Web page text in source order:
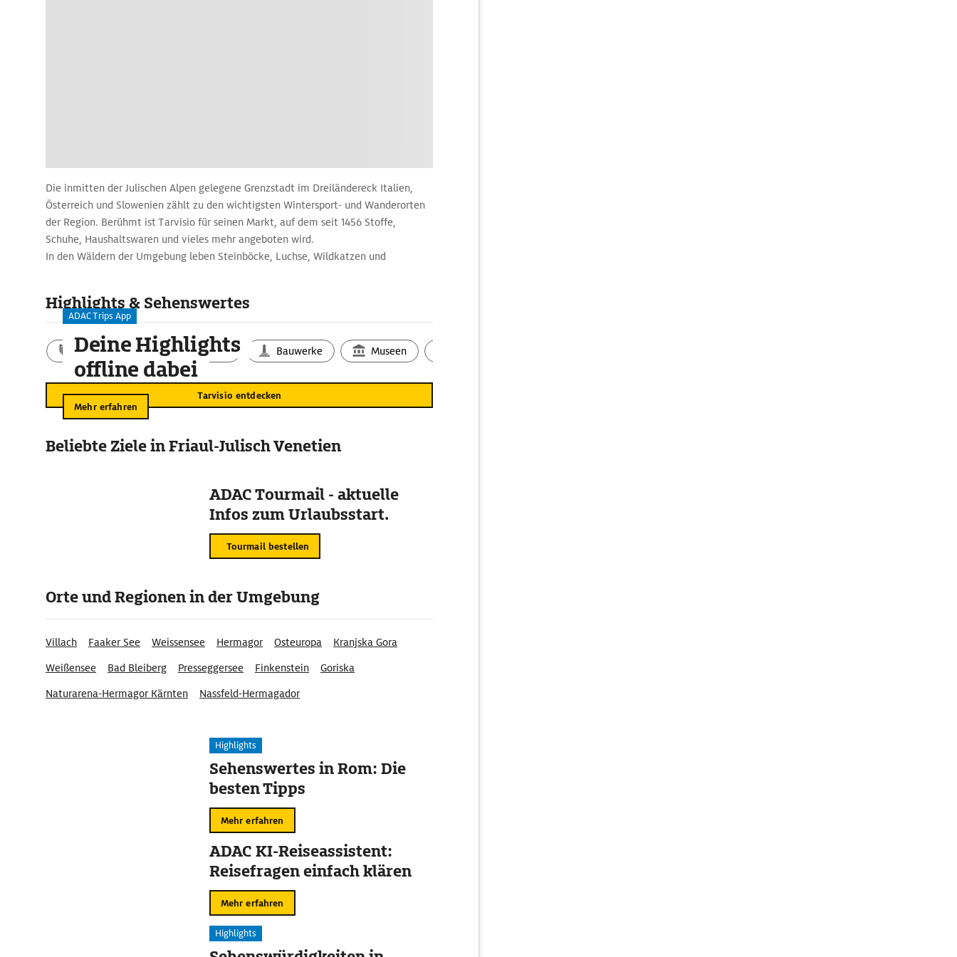
Die inmitten der Julischen Alpen gelegene Grenzstadt im Dreiländereck Italien,
Österreich und Slowenien zählt zu den wichtigsten Wintersport- und Wanderorten
der Region. Berühmt ist Tarvisio für seinen Markt, auf dem seit 1456 Stoffe,
Schuhe, Haushaltswaren und vieles mehr angeboten wird.
In den Wäldern der Umgebung leben Steinböcke, Luchse, Wildkatzen und
Highlights & Sehenswertes
Aktivitäten Landschaft Bauwerke Museen
Tarvisio entdecken
ADAC Trips App
Deine Highlights
offline dabei
Mehr erfahren
Beliebte Ziele in Friaul-Julisch Venetien
ADAC Tourmail - aktuelle
Infos zum Urlaubsstart.
Tourmail bestellen
Orte und Regionen in der Umgebung
Villach Faaker See Weissensee Hermagor Osteuropa
Kranjska Gora
Weißensee
Bad Bleiberg Presseggersee Finkenstein
Goriska
Naturarena-Hermagor Kärnten
Nassfeld-Hermagador
Highlights
Sehenswertes in Rom: Die
besten Tipps
Mehr erfahren
ADAC KI-Reiseassistent:
Reisefragen einfach klären
Mehr erfahren
Highlights